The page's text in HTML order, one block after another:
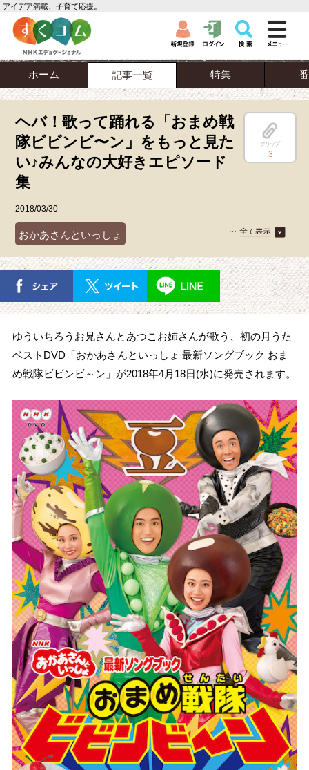
アイデア満載、子育て応援。
ホーム 記事一覧 特集
ヘバ！歌って踊れる「おまめ戦
隊ビビンビ〜ン」をもっと見た
い♪みんなの大好きエピソード
集
クリップ
3
2018/03/30
おかあさんといっしょ
ゆういちろうお兄さんとあつこお姉さんが歌う、初の月うた
ベストDVD「おかあさんといっしょ 最新ソングブック おま
め戦隊ビビンビ～ン」が2018年4月18日(水)に発売されます。